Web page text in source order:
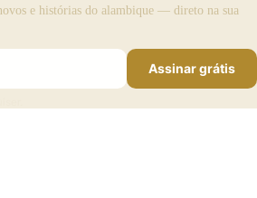
e histórias do alambique — direto na sua
Assinar grátis